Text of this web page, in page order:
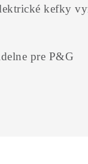
kefky
pre P&G